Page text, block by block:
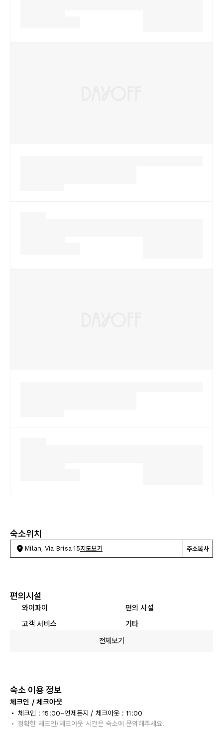
숙소위치
Milan, Via Brisa 15지도보기 주소복사
편의시설
와이파이
편의 시설
고객 서비스
기타
전체보기
숙소 이용 정보
체크인 / 체크아웃
체크인 : 15:00~언제든지 / 체크아웃 : 11:00
정확한 체크인/체크아웃 시간은 숙소에 문의해주세요.